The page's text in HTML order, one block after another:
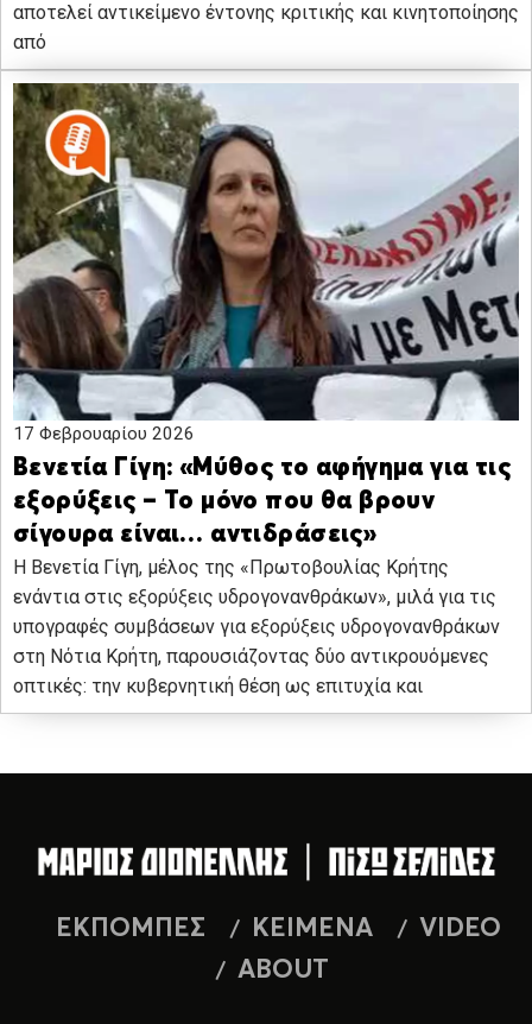
αποτελεί αντικείμενο έντονης κριτικής και κινητοποίησης
από
17 Φεβρουαρίου 2026
Βενετία Γίγη: «Μύθος το αφήγημα για τις
εξορύξεις – Το μόνο που θα βρουν
σίγουρα είναι… αντιδράσεις»
Η Βενετία Γίγη, μέλος της «Πρωτοβουλίας Κρήτης
ενάντια στις εξορύξεις υδρογονανθράκων», μιλά για τις
υπογραφές συμβάσεων για εξορύξεις υδρογονανθράκων
στη Νότια Κρήτη, παρουσιάζοντας δύο αντικρουόμενες
οπτικές: την κυβερνητική θέση ως επιτυχία και
ΕΚΠΟΜΠΕΣ ΚΕΙΜΕΝΑ
VIDEO
ABOUT